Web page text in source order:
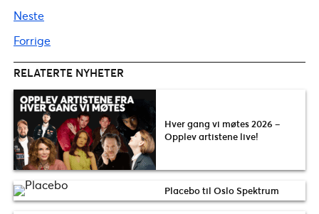
Neste
Forrige
RELATERTE NYHETER
Hver gang vi møtes 2026 –
Opplev artistene live!
Placebo til Oslo Spektrum